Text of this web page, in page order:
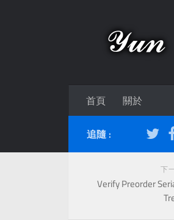
首頁 關於
追隨 :
下
Verify Preorder